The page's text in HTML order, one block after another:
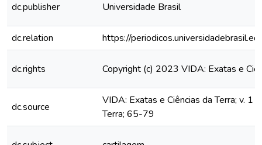
dc.publisher Universidade Brasil
dc.relation https://
dc.rights Copyright (c) 2023 VIDA: Exatas e
dc.source
VIDA: Exatas e Ciências da Terra; v. 1
Terra; 65-79